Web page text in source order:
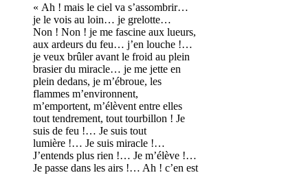
« Ah ! mais le ciel va s’assombrir…
je le vois au loin… je grelotte…
Non ! Non ! je me fascine aux lueurs,
aux ardeurs du feu… j’en louche !…
je veux brûler avant le froid au plein
brasier du miracle… je me jette en
plein dedans, je m’ébroue, les
flammes m’environnent,
m’emportent, m’élèvent entre elles
tout tendrement, tout tourbillon ! Je
suis de feu !… Je suis tout
lumière !… Je suis miracle !…
J’entends plus rien !… Je m’élève !…
Je passe dans les airs !… Ah ! c’en est